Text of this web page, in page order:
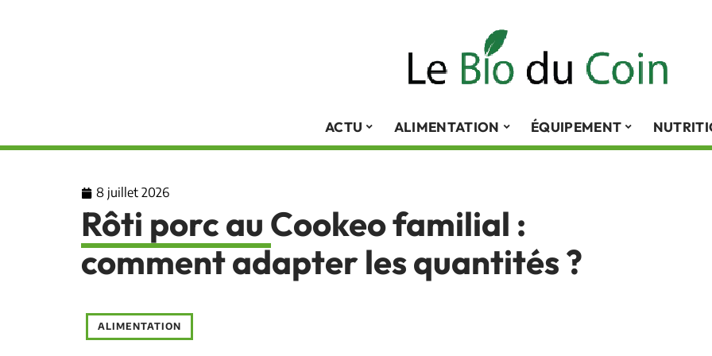
ACTU ALIMENTATION ÉQUIPEMENT
8 juillet 2026
Rôti porc au Cookeo familial :
comment adapter les quantités ?
ALIMENTATION